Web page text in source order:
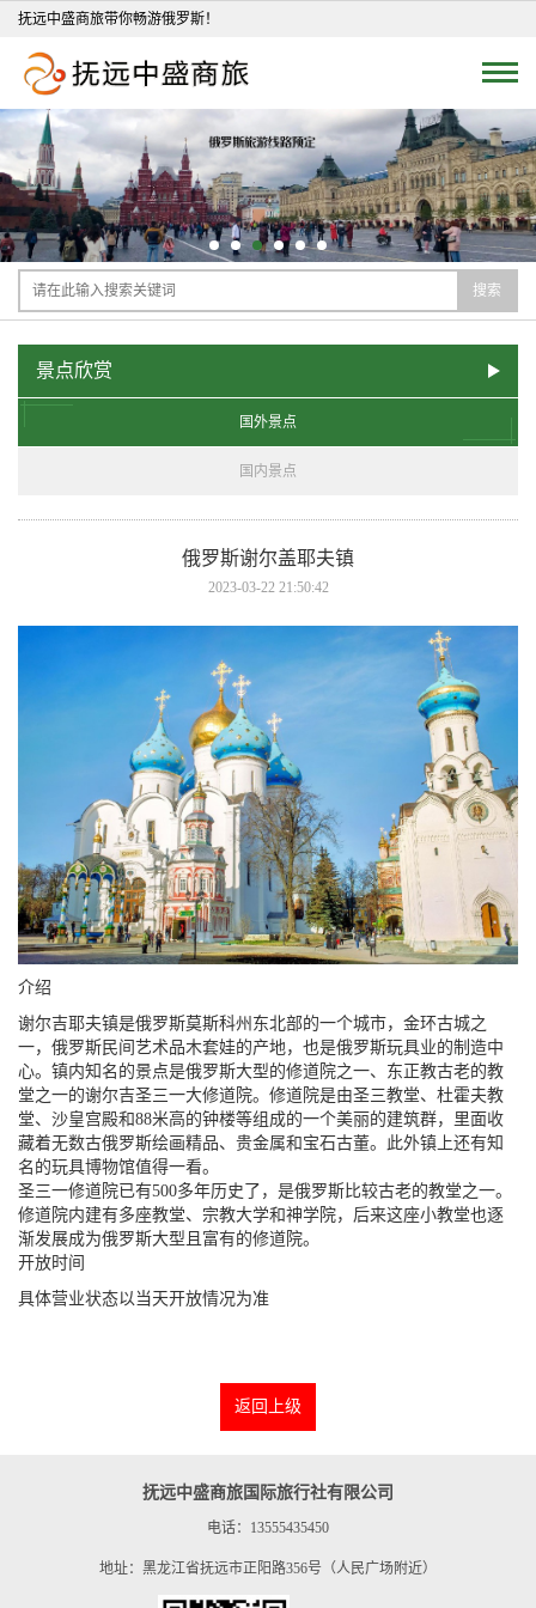
抚远中盛商旅带你畅游俄罗斯！
搜索
景点欣赏
国外景点
国内景点
俄罗斯谢尔盖耶夫镇
2023-03-22 21:50:42
介绍
谢尔吉耶夫镇是俄罗斯莫斯科州东北部的一个城市，金环古城之
一，俄罗斯民间艺术品木套娃的产地，也是俄罗斯玩具业的制造中
心。镇内知名的景点是俄罗斯大型的修道院之一、东正教古老的教
堂之一的谢尔吉圣三一大修道院。修道院是由圣三教堂、杜霍夫教
堂、沙皇宫殿和88米高的钟楼等组成的一个美丽的建筑群，里面收
藏着无数古俄罗斯绘画精品、贵金属和宝石古董。此外镇上还有知
名的玩具博物馆值得一看。
圣三一修道院已有500多年历史了，是俄罗斯比较古老的教堂之一。
修道院内建有多座教堂、宗教大学和神学院，后来这座小教堂也逐
渐发展成为俄罗斯大型且富有的修道院。
开放时间
具体营业状态以当天开放情况为准
返回上级
抚远中盛商旅国际旅行社有限公司
电话：13555435450
地址：黑龙江省抚远市正阳路356号（人民广场附近）